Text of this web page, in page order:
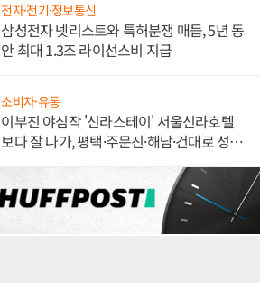
전자·전기·정보통신
삼성전자 넷리스트와 특허분쟁 매듭, 5년 동
안 최대 1.3조 라이선스비 지급
소비자·유통
이부진 야심작 '신라스테이' 서울신라호텔
보다 잘 나가, 평택·주문진·해남·건대로 성